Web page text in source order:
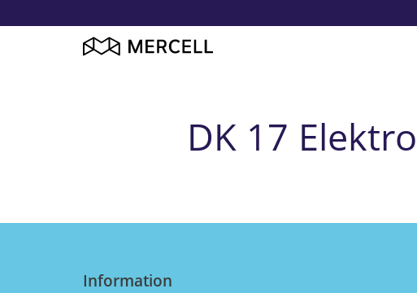
DK 17
Information